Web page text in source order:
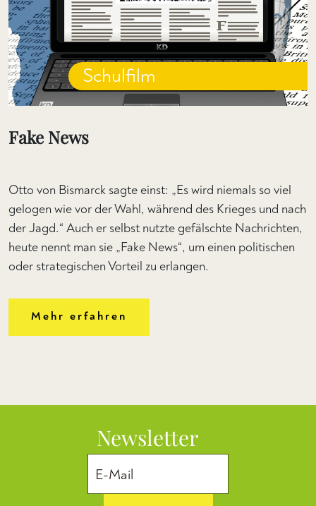
Schulfilm
Fake News
Otto von Bismarck sagte einst: „Es wird niemals so viel
gelogen wie vor der Wahl, während des Krieges und nach
der Jagd.“ Auch er selbst nutzte gefälschte Nachrichten,
heute nennt man sie „Fake News“, um einen politischen
oder strategischen Vorteil zu erlangen.
Mehr erfahren
Newsletter